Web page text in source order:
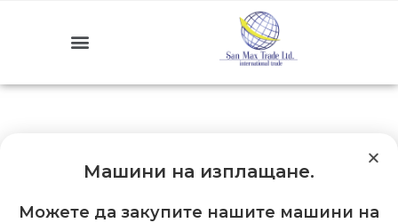
Машини на изплащане.
Можете да закупите нашите машини на